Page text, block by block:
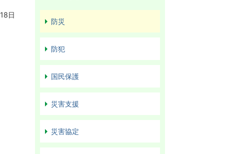
日
防災
防犯
国民保護
災害支援
災害協定